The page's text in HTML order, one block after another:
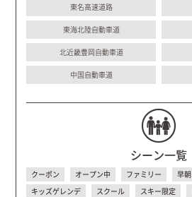
東名高速道路
東海北陸自動車道
北近畿豊岡自動車道
中国自動車道
シーン一覧
クーポン オープン中 ファミリー 早朝
キッズゲレンデ
スクール スキー限定